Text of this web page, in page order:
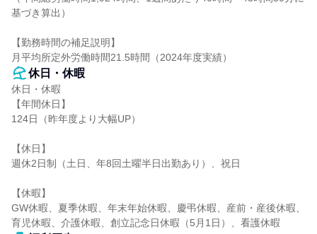
基づき算出）
【勤務時間の補足説明】
月平均所定外労働時間21.5時間（2024年度実績）
休日・休暇
休日・休暇
【年間休日】
124日（昨年度より大幅UP）
【休日】
週休2日制（土日、年8回土曜半日出勤あり）、祝日
【休暇】
GW休暇、夏季休暇、年末年始休暇、慶弔休暇、産前・産後休暇、
育児休暇、介護休暇、創立記念日休暇（5月1日）、看護休暇